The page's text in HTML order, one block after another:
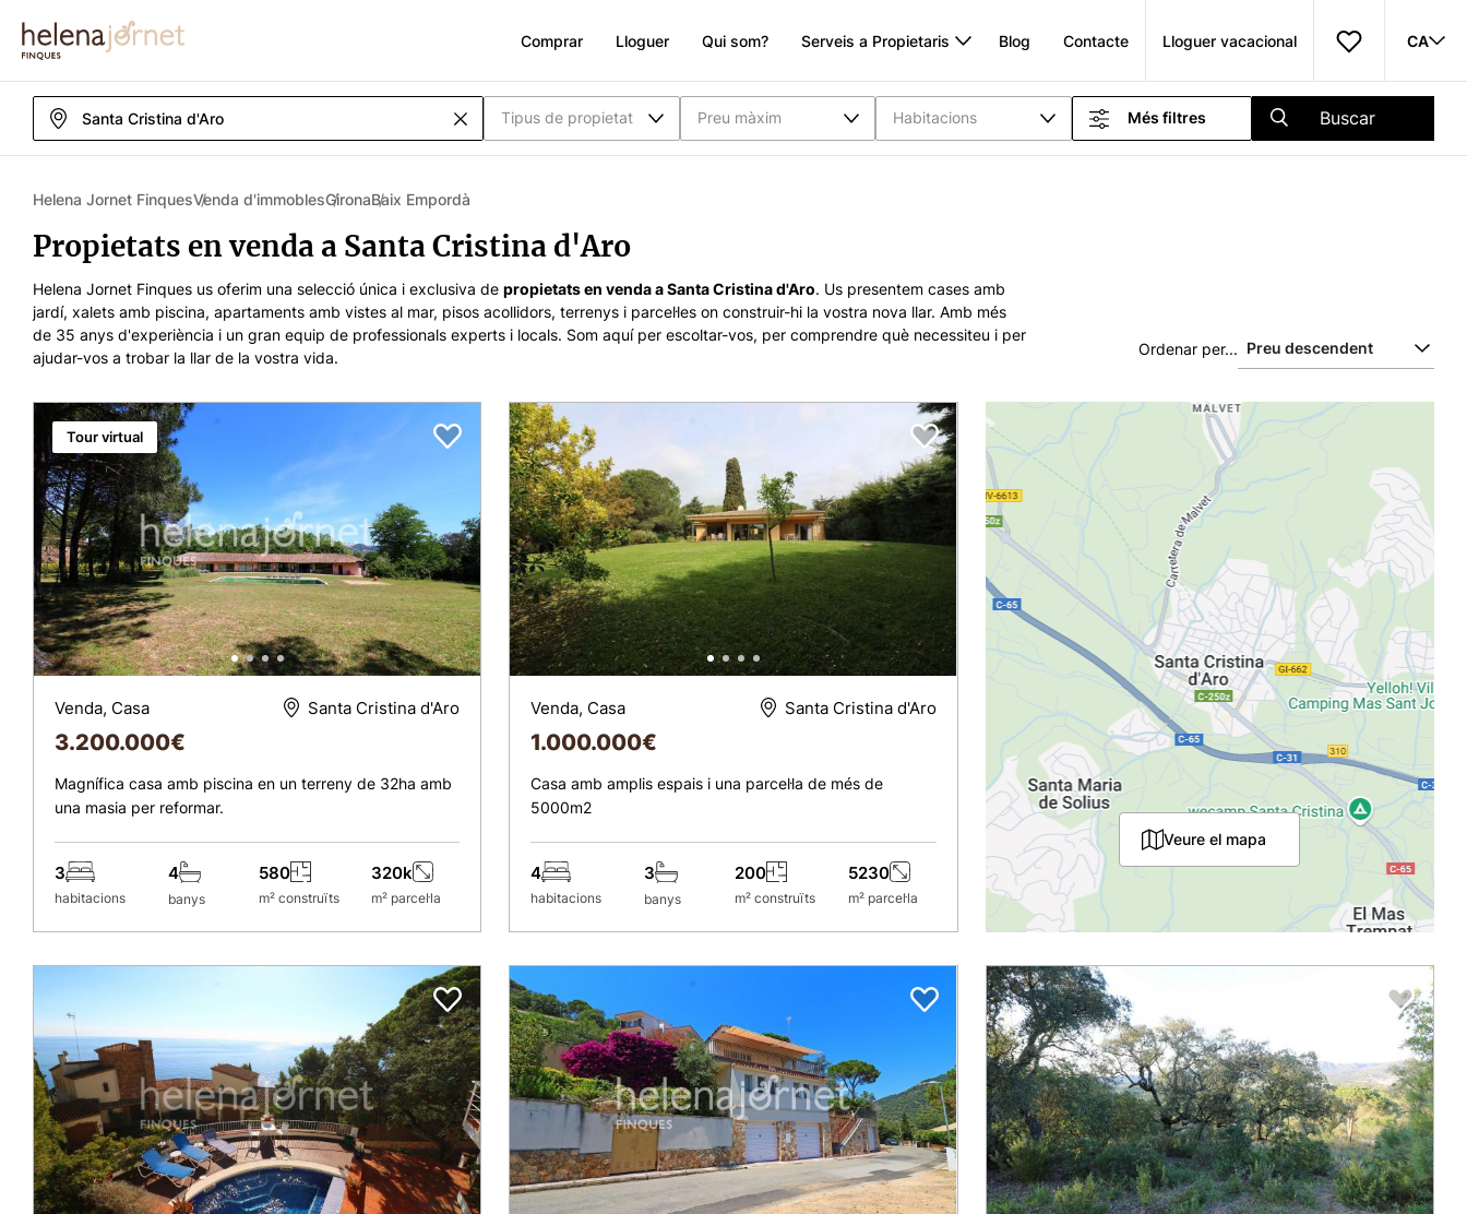
Comprar Lloguer Qui som? Serveis a Propietaris Blog Contacte Lloguer vacacional CA
Santa Cristina d'Aro Tipus de propietat Preu màxim Habitacions Més filtres Buscar
Helena Jornet FinquesVenda d'immoblesGironaBaix Empordà
Propietats en venda a Santa Cristina d'Aro
Helena Jornet Finques us oferim una selecció única i exclusiva de propietats en venda a Santa Cristina d'Aro. Us presentem cases amb
jardí, xalets amb piscina, apartaments amb vistes al mar, pisos acollidors, terrenys i parcel·les on construir-hi la vostra nova llar. Amb més
de 35 anys d'experiència i un gran equip de professionals experts i locals. Som aquí per escoltar-vos, per comprendre què necessiteu i per
ajudar-vos a trobar la llar de la vostra vida.
Ordenar per...
Tour virtual
Venda, Casa Santa Cristina d'Aro
3.200.000€
Magnífica casa amb piscina en un terreny de 32ha amb
una masia per reformar.
3
habitacions
4
banys
580
m² construïts
320k
m² parcel·la
Venda, Casa Santa Cristina d'Aro
1.000.000€
Casa amb amplis espais i una parcel·la de més de
5000m2
4
habitacions
3
banys
200
m² construïts
5230
m² parcel·la
Veure el mapa